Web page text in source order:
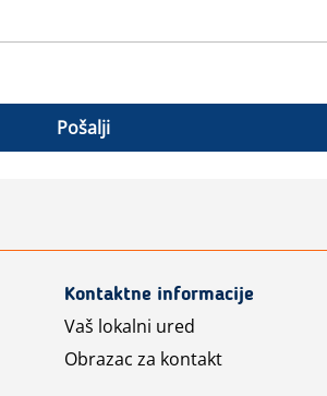
Pošalji
Kontaktne informacije
Vaš lokalni ured
Obrazac za kontakt